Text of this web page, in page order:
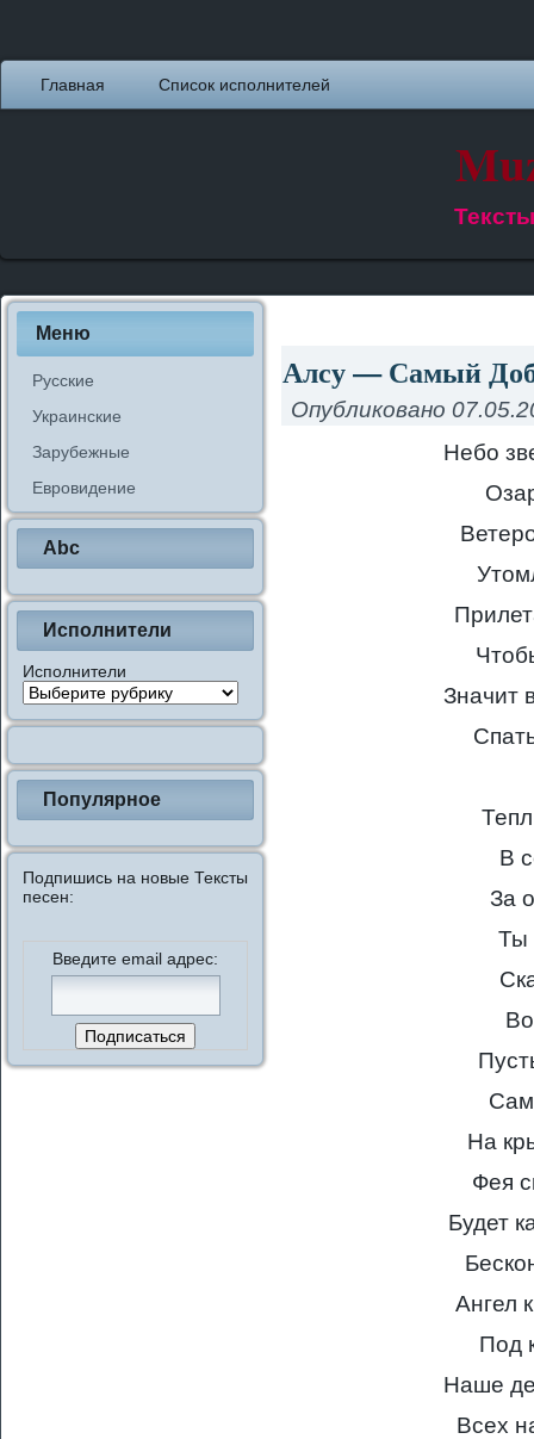
Главная Список исполнителей
Меню
Русские
Украинские
Зарубежные
Евровидение
Abc
Исполнители
Исполнители
Популярное
Подпишись на новые Тексты
песен:
Введите email адрес:
Алсу — Самый
Опубликовано
Небо
Значит
В
За
Ты
На
Фея
Будет
Ангел
Под
Наше
Всех